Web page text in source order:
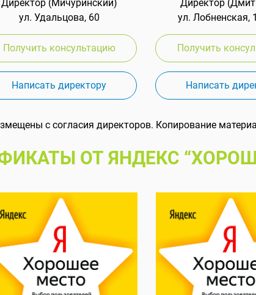
Директор (Мичуринский)
ул. Удальцова, 60
Получить консультацию
Написать директору
Директор
ул. Лобненская,
Получить
Написать
с согласия директоров. Копирование
ОТ ЯНДЕКС